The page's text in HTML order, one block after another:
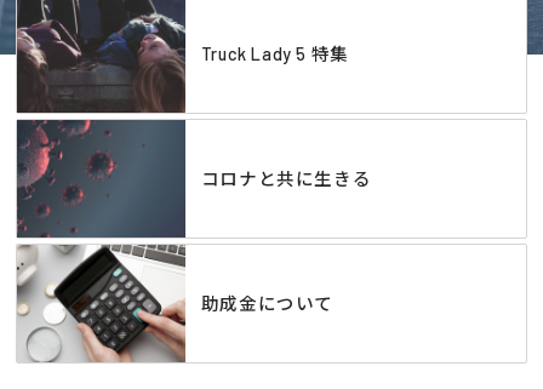
Truck Lady 5 特集
コロナと共に生きる
助成金について